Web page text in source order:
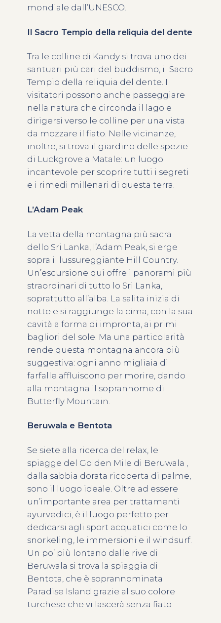
mondiale dall’UNESCO.
Il Sacro Tempio della reliquia del dente
Tra le colline di Kandy si trova uno dei
santuari più cari del buddismo, il Sacro
Tempio della reliquia del dente. I
visitatori possono anche passeggiare
nella natura che circonda il lago e
dirigersi verso le colline per una vista
da mozzare il fiato. Nelle vicinanze,
inoltre, si trova il giardino delle spezie
di Luckgrove a Matale: un luogo
incantevole per scoprire tutti i segreti
e i rimedi millenari di questa terra.
L’Adam Peak
La vetta della montagna più sacra
dello Sri Lanka, l’Adam Peak, si erge
sopra il lussureggiante Hill Country.
Un’escursione qui offre i panorami più
straordinari di tutto lo Sri Lanka,
soprattutto all’alba. La salita inizia di
notte e si raggiunge la cima, con la sua
cavità a forma di impronta, ai primi
bagliori del sole. Ma una particolarità
rende questa montagna ancora più
suggestiva: ogni anno migliaia di
farfalle affluiscono per morire, dando
alla montagna il soprannome di
Butterfly Mountain.
Beruwala e Bentota
Se siete alla ricerca del relax, le
spiagge del Golden Mile di Beruwala ,
dalla sabbia dorata ricoperta di palme,
sono il luogo ideale. Oltre ad essere
un’importante area per trattamenti
ayurvedici, è il luogo perfetto per
dedicarsi agli sport acquatici come lo
snorkeling, le immersioni e il windsurf.
Un po’ più lontano dalle rive di
Beruwala si trova la spiaggia di
Bentota, che è soprannominata
Paradise Island grazie al suo colore
turchese che vi lascerà senza fiato